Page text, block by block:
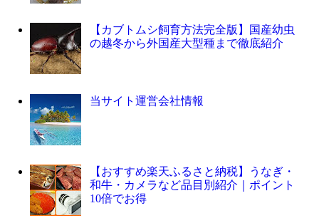
【カブトムシ飼育方法完全版】国産幼虫
の越冬から外国産大型種まで徹底紹介
当サイト運営会社情報
【おすすめ楽天ふるさと納税】うなぎ・
和牛・カメラなど品目別紹介｜ポイント
10倍でお得